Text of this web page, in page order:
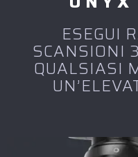
ESEGUI
SCANSIONI
QUALSIASI